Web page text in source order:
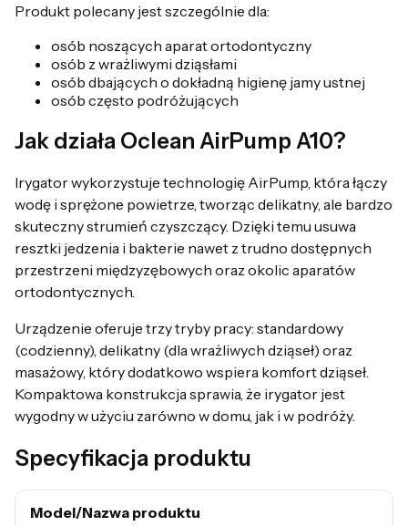
Produkt polecany jest szczególnie dla:
osób noszących aparat ortodontyczny
osób z wrażliwymi dziąsłami
osób dbających o dokładną higienę jamy ustnej
osób często podróżujących
Jak działa Oclean AirPump A10?
Irygator wykorzystuje technologię AirPump, która łączy
wodę i sprężone powietrze, tworząc delikatny, ale bardzo
skuteczny strumień czyszczący. Dzięki temu usuwa
resztki jedzenia i bakterie nawet z trudno dostępnych
przestrzeni międzyzębowych oraz okolic aparatów
ortodontycznych.
Urządzenie oferuje trzy tryby pracy: standardowy
(codzienny), delikatny (dla wrażliwych dziąseł) oraz
masażowy, który dodatkowo wspiera komfort dziąseł.
Kompaktowa konstrukcja sprawia, że irygator jest
wygodny w użyciu zarówno w domu, jak i w podróży.
Specyfikacja produktu
Model/Nazwa produktu